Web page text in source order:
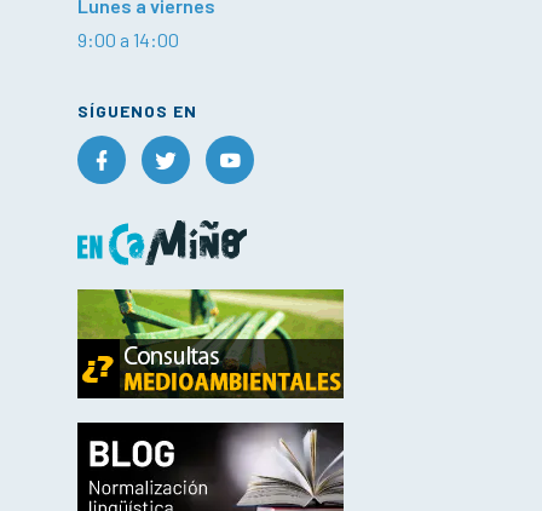
Lunes a viernes
9:00 a 14:00
SÍGUENOS EN